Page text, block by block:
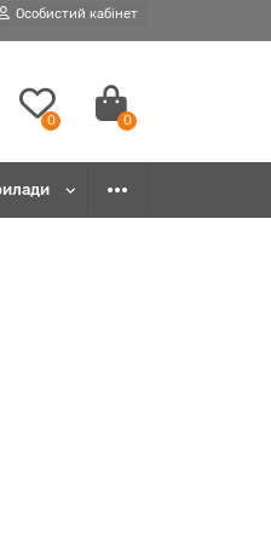
Особистий кабінет
0 0